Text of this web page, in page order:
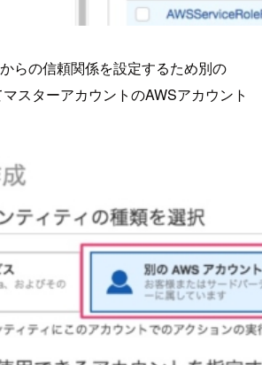
らの信頼関係を設定するため別の
スターアカウントのAWSアカウント